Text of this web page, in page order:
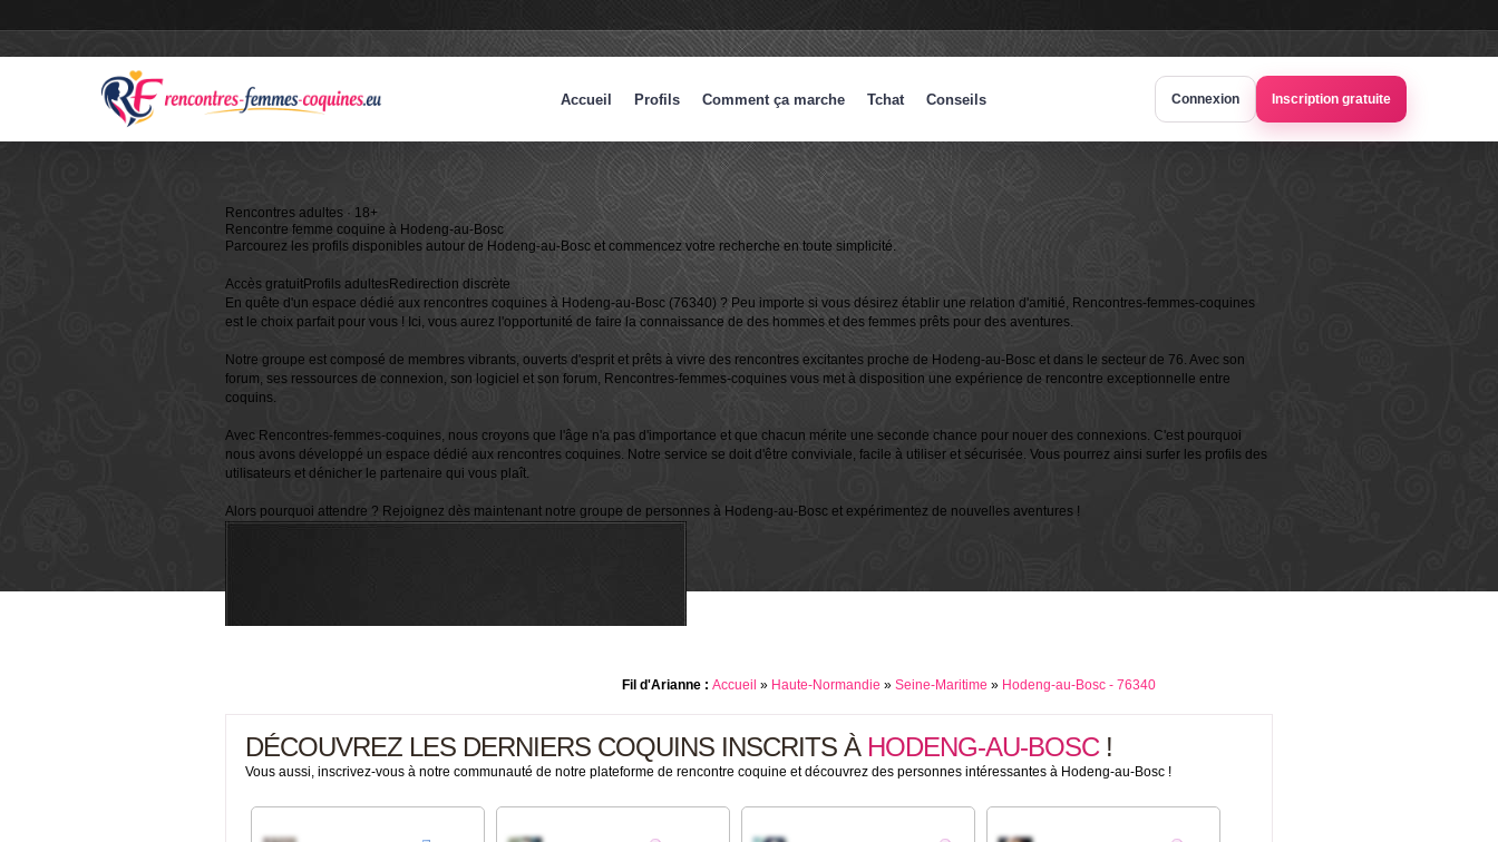
Accueil Profils Comment ça marche Tchat Conseils Connexion Inscription gratuite
Rencontres adultes · 18+
Rencontre femme coquine à Hodeng-au-Bosc
Parcourez les profils disponibles autour de Hodeng-au-Bosc et commencez votre recherche en toute simplicité.
Accès gratuitProfils adultesRedirection discrète
En quête d'un espace dédié aux rencontres coquines à Hodeng-au-Bosc (76340) ? Peu importe si vous désirez établir une relation d'amitié, Rencontres-femmes-coquines
est le choix parfait pour vous ! Ici, vous aurez l'opportunité de faire la connaissance de des hommes et des femmes prêts pour des aventures.
Notre groupe est composé de membres vibrants, ouverts d'esprit et prêts à vivre des rencontres excitantes proche de Hodeng-au-Bosc et dans le secteur de 76. Avec son
forum, ses ressources de connexion, son logiciel et son forum, Rencontres-femmes-coquines vous met à disposition une expérience de rencontre exceptionnelle entre
coquins.
Avec Rencontres-femmes-coquines, nous croyons que l'âge n'a pas d'importance et que chacun mérite une seconde chance pour nouer des connexions. C'est pourquoi
nous avons développé un espace dédié aux rencontres coquines. Notre service se doit d'être conviviale, facile à utiliser et sécurisée. Vous pourrez ainsi surfer les profils des
utilisateurs et dénicher le partenaire qui vous plaît.
Alors pourquoi attendre ? Rejoignez dès maintenant notre groupe de personnes à Hodeng-au-Bosc et expérimentez de nouvelles aventures !
Fil d'Arianne : Accueil » Haute-Normandie » Seine-Maritime » Hodeng-au-Bosc - 76340
DÉCOUVREZ LES DERNIERS COQUINS INSCRITS À HODENG-AU-BOSC !
Vous aussi, inscrivez-vous à notre communauté de notre plateforme de rencontre coquine et découvrez des personnes intéressantes à Hodeng-au-Bosc !